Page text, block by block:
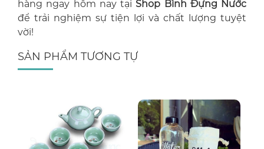
hàng ngay hôm nay tại Shop Bình Đựng Nước
để trải nghiệm sự tiện lợi và chất lượng tuyệt
vời!
SẢN PHẨM TƯƠNG TỰ